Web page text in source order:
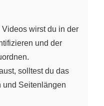
wirst du in der
und der
solltest du das
und Seitenlängen